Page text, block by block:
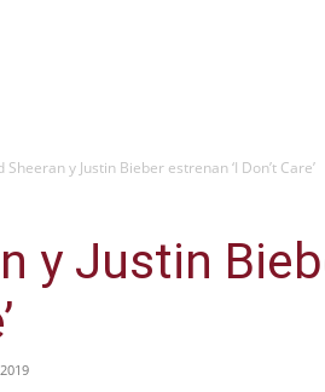
Sheeran y Justin Bieber estrenan ‘I Don’t Care’
y Justin